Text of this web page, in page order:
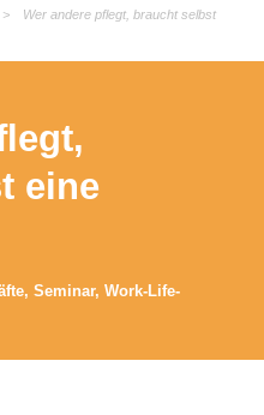
>
Wer andere pflegt, braucht selbst
eine
, Seminar, Work-Life-